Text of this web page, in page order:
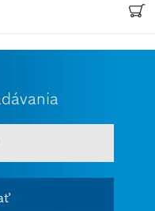
aspoň 3 znaky.